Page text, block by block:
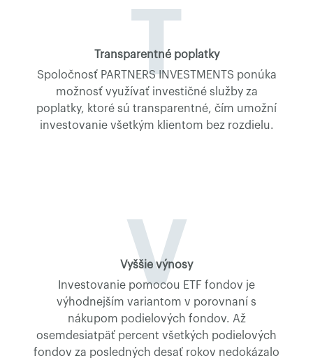
T
Transparentné poplatky
Spoločnosť PARTNERS INVESTMENTS ponúka
možnosť využívať investičné služby za
poplatky, ktoré sú transparentné, čím umožní
investovanie všetkým klientom bez rozdielu.
V
Vyššie výnosy
Investovanie pomocou ETF fondov je
výhodnejším variantom v porovnaní s
nákupom podielových fondov. Až
osemdesiatpäť percent všetkých podielových
fondov za posledných desať rokov nedokázalo